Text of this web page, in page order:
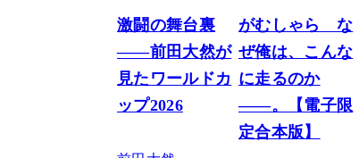
激闘の舞台裏
――前田大然が
見たワールドカ
ップ2026
がむしゃら な
ぜ俺は、こんな
に走るのか
——。【電子限
定合本版】